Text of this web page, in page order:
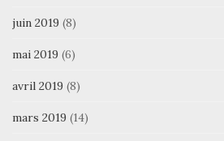
juin 2019 (8)
mai 2019 (6)
avril 2019 (8)
mars 2019 (14)